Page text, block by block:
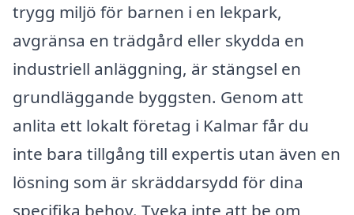
trygg miljö för barnen i en lekpark,
avgränsa en trädgård eller skydda en
industriell anläggning, är stängsel en
grundläggande byggsten. Genom att
anlita ett lokalt företag i Kalmar får du
inte bara tillgång till expertis utan även en
lösning som är skräddarsydd för dina
specifika behov. Tveka inte att be om